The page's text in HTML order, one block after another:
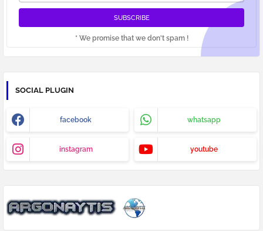
* We promise that we don't spam !
SOCIAL PLUGIN
facebook whatsapp
instagram youtube